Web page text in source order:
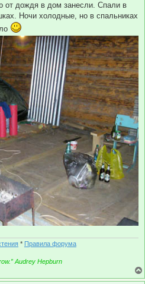
от дождя в дом занесли. Спали в
Ночи холодные, но в спальниках
* Правила форума
Audrey Hepburn